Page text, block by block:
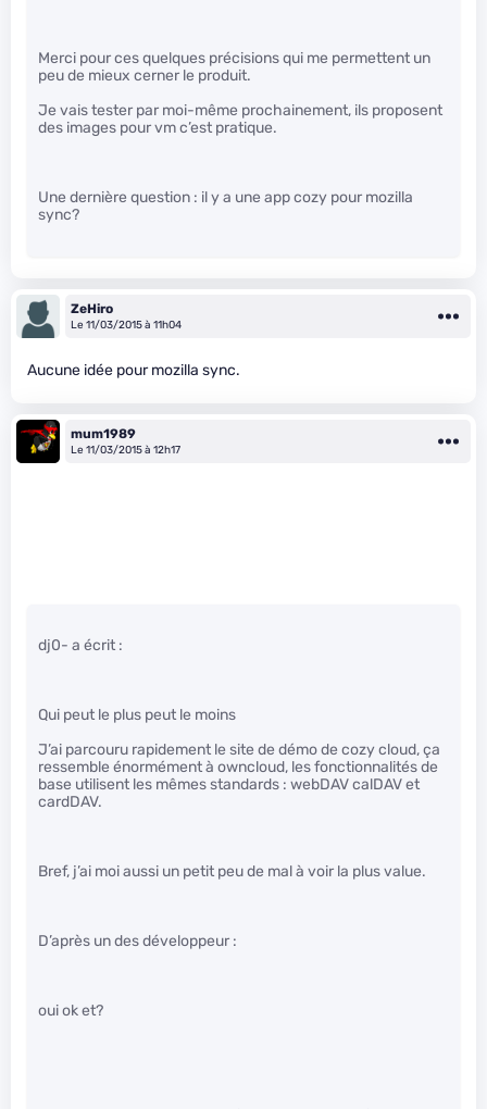
Merci pour ces quelques précisions qui me permettent un
peu de mieux cerner le produit.
Je vais tester par moi-même prochainement, ils proposent
des images pour vm c’est pratique.
Une dernière question : il y a une app cozy pour mozilla
sync?
ZeHiro
Le 11/03/2015 à 11h04
Aucune idée pour mozilla sync.
mum1989
Le 11/03/2015 à 12h17
dj0- a écrit :
Qui peut le plus peut le moins
J’ai parcouru rapidement le site de démo de cozy cloud, ça
ressemble énormément à owncloud, les fonctionnalités de
base utilisent les mêmes standards : webDAV calDAV et
cardDAV.
Bref, j’ai moi aussi un petit peu de mal à voir la plus value.
D’après un des développeur :
oui ok et?